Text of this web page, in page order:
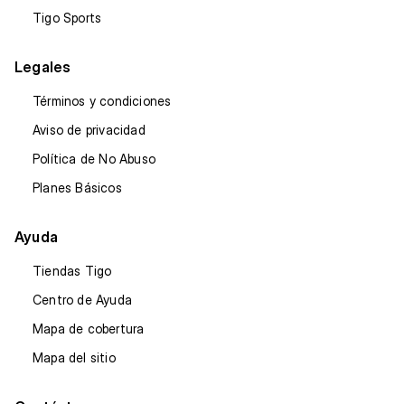
Tigo Sports
Legales
Términos y condiciones
Aviso de privacidad
Política de No Abuso
Planes Básicos
Ayuda
Tiendas Tigo
Centro de Ayuda
Mapa de cobertura
Mapa del sitio